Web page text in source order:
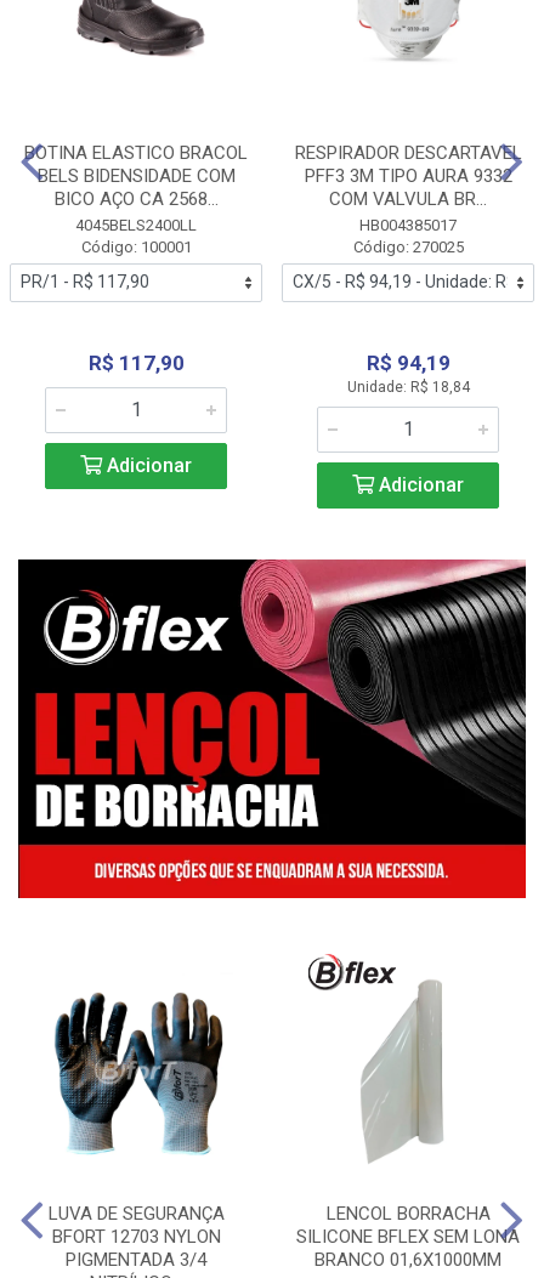
BOTINA ELASTICO BRACOL
BELS BIDENSIDADE COM
BICO AÇO CA 2568...
4045BELS2400LL
Código: 100001
R$ 117,90
Adicionar
RESPIRADOR DESCARTAVEL
PFF3 3M TIPO AURA 9332
COM VALVULA BR...
HB004385017
Código: 270025
R$ 94,19
Unidade: R$ 18,84
Adicionar
LUVA DE SEGURANÇA
BFORT 12703 NYLON
PIGMENTADA 3/4
LENCOL BORRACHA
SILICONE BFLEX SEM LONA
BRANCO 01,6X1000MM